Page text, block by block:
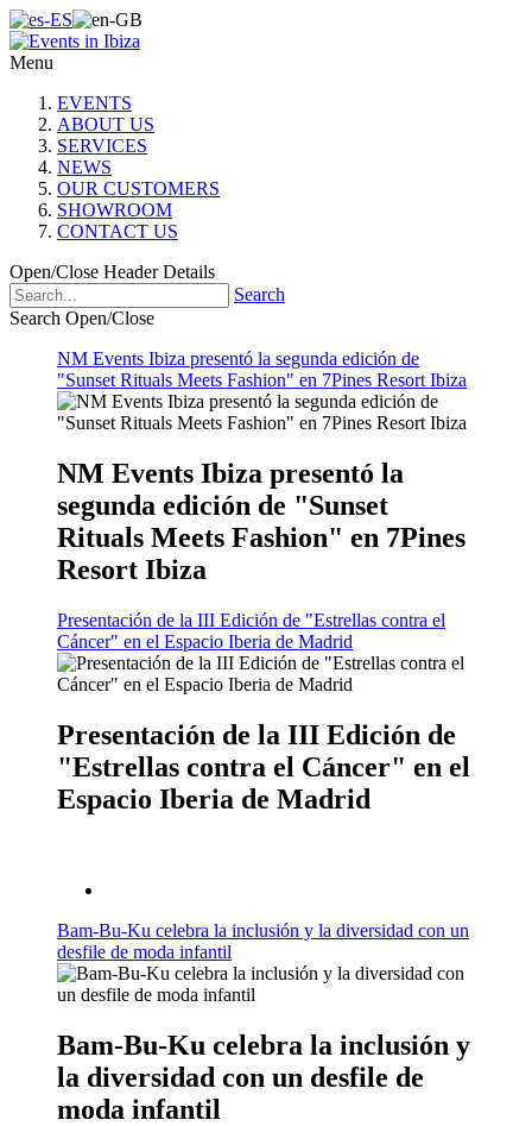
Menu
EVENTS
ABOUT US
SERVICES
NEWS
OUR CUSTOMERS
SHOWROOM
CONTACT US
Open/Close Header Details
Search
Search Open/Close
NM Events Ibiza presentó la segunda edición de
"Sunset Rituals Meets Fashion" en 7Pines Resort Ibiza
NM Events Ibiza presentó la
segunda edición de "Sunset
Rituals Meets Fashion" en 7Pines
Resort Ibiza
Presentación de la III Edición de "Estrellas contra el
Cáncer" en el Espacio Iberia de Madrid
Presentación de la III Edición de
"Estrellas contra el Cáncer" en el
Espacio Iberia de Madrid
Bam-Bu-Ku celebra la inclusión y la diversidad con un
desfile de moda infantil
Bam-Bu-Ku celebra la inclusión y
la diversidad con un desfile de
moda infantil